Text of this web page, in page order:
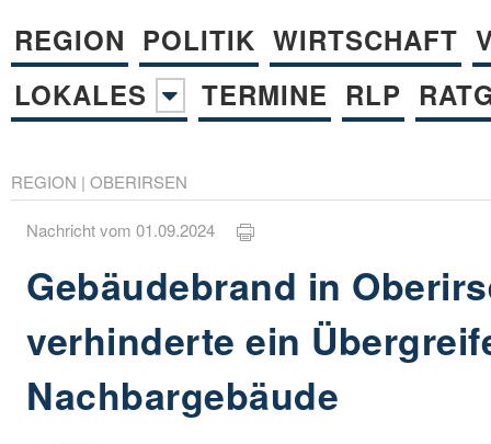
REGION POLITIK WIRTSCHAFT
LOKALES
TERMINE RLP
REGION | OBERIRSEN
Nachricht vom 01.09.2024
Gebäudebrand in
verhinderte ein
Nachbargebäude